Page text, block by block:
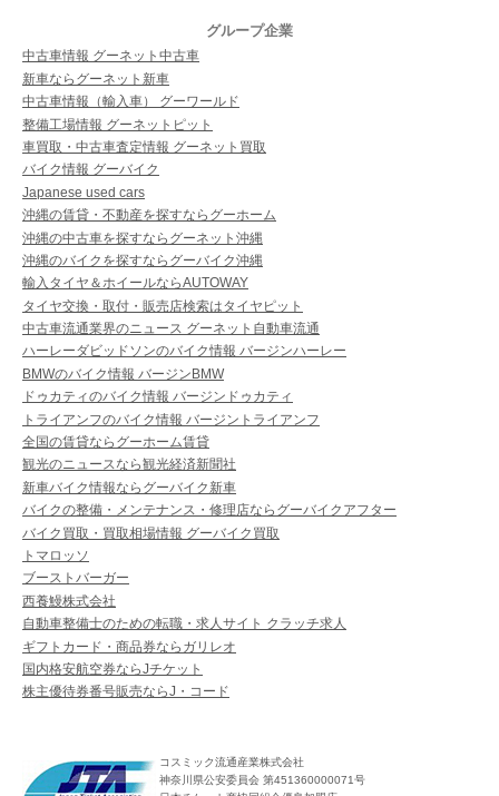
グループ企業
中古車情報 グーネット中古車
新車ならグーネット新車
中古車情報（輸入車） グーワールド
整備工場情報 グーネットピット
車買取・中古車査定情報 グーネット買取
バイク情報 グーバイク
Japanese used cars
沖縄の賃貸・不動産を探すならグーホーム
沖縄の中古車を探すならグーネット沖縄
沖縄のバイクを探すならグーバイク沖縄
輸入タイヤ＆ホイールならAUTOWAY
タイヤ交換・取付・販売店検索はタイヤピット
中古車流通業界のニュース グーネット自動車流通
ハーレーダビッドソンのバイク情報 バージンハーレー
BMWのバイク情報 バージンBMW
ドゥカティのバイク情報 バージンドゥカティ
トライアンフのバイク情報 バージントライアンフ
全国の賃貸ならグーホーム賃貸
観光のニュースなら観光経済新聞社
新車バイク情報ならグーバイク新車
バイクの整備・メンテナンス・修理店ならグーバイクアフター
バイク買取・買取相場情報 グーバイク買取
トマロッソ
ブーストバーガー
西養鰻株式会社
自動車整備士のための転職・求人サイト クラッチ求人
ギフトカード・商品券ならガリレオ
国内格安航空券ならJチケット
株主優待券番号販売ならJ・コード
コスミック流通産業株式会社
神奈川県公安委員会 第451360000071号